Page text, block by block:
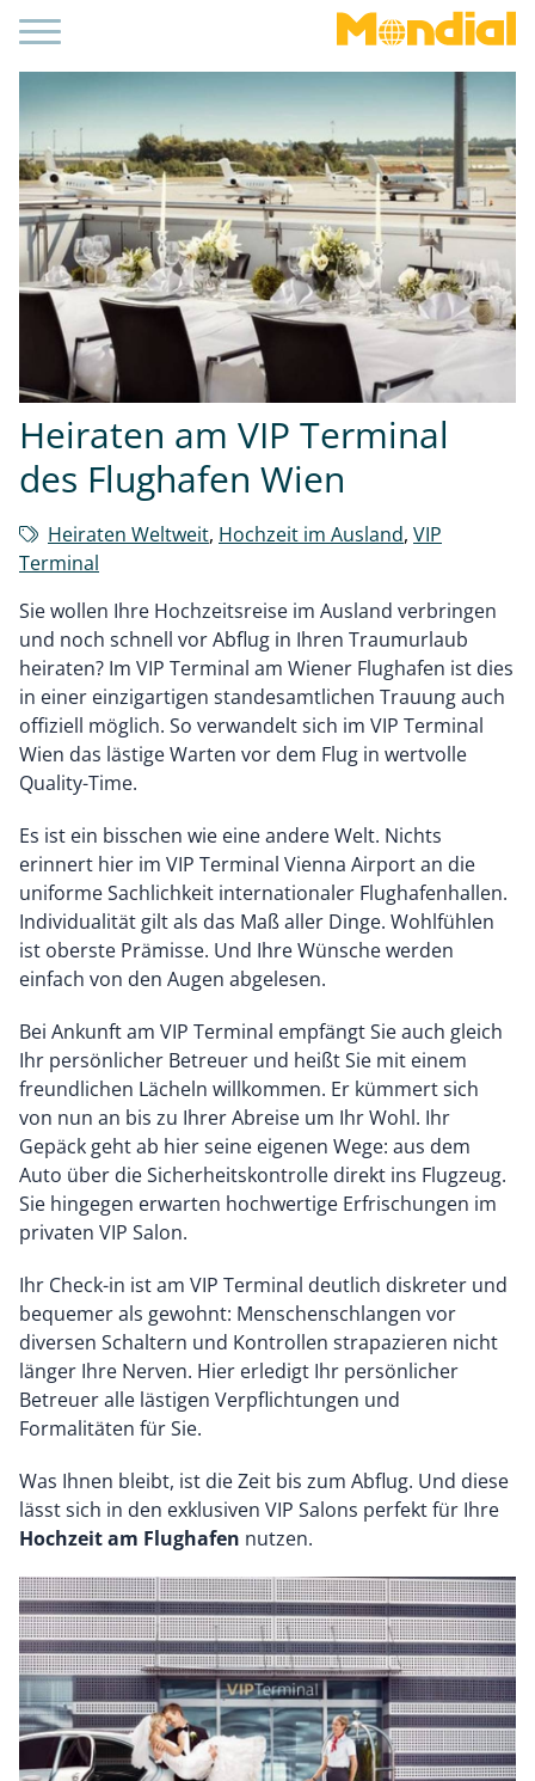
Heiraten am VIP Terminal
des Flughafen Wien
Heiraten Weltweit, Hochzeit im Ausland, VIP
Terminal
Sie wollen Ihre Hochzeitsreise im Ausland verbringen
und noch schnell vor Abflug in Ihren Traumurlaub
heiraten? Im VIP Terminal am Wiener Flughafen ist dies
in einer einzigartigen standesamtlichen Trauung auch
offiziell möglich. So verwandelt sich im VIP Terminal
Wien das lästige Warten vor dem Flug in wertvolle
Quality-Time.
Es ist ein bisschen wie eine andere Welt. Nichts
erinnert hier im VIP Terminal Vienna Airport an die
uniforme Sachlichkeit internationaler Flughafenhallen.
Individualität gilt als das Maß aller Dinge. Wohlfühlen
ist oberste Prämisse. Und Ihre Wünsche werden
einfach von den Augen abgelesen.
Bei Ankunft am VIP Terminal empfängt Sie auch gleich
Ihr persönlicher Betreuer und heißt Sie mit einem
freundlichen Lächeln willkommen. Er kümmert sich
von nun an bis zu Ihrer Abreise um Ihr Wohl. Ihr
Gepäck geht ab hier seine eigenen Wege: aus dem
Auto über die Sicherheitskontrolle direkt ins Flugzeug.
Sie hingegen erwarten hochwertige Erfrischungen im
privaten VIP Salon.
Ihr Check-in ist am VIP Terminal deutlich diskreter und
bequemer als gewohnt: Menschenschlangen vor
diversen Schaltern und Kontrollen strapazieren nicht
länger Ihre Nerven. Hier erledigt Ihr persönlicher
Betreuer alle lästigen Verpflichtungen und
Formalitäten für Sie.
Was Ihnen bleibt, ist die Zeit bis zum Abflug. Und diese
lässt sich in den exklusiven VIP Salons perfekt für Ihre
Hochzeit am Flughafen nutzen.